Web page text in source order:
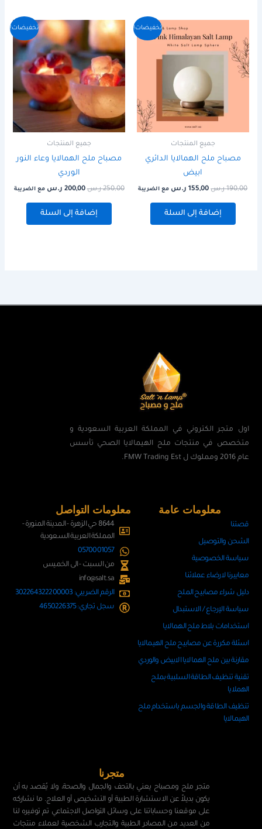
تخفيضات!
جميع المنتجات
مصباح ملح الهمالايا الدائري
ابيض
190,00 ر.س
الأصلي
هو:
190,00 ر.س.
155,00 ر.س
السعر
الحالي
هو:
155,00 ر.س.
مع الضريبة
إضافة إلى السلة
تخفيضات!
جميع المنتجات
مصباح ملح الهمالايا وعاء النور
الوردي
250,00 ر.س
السعر
الأصلي
250,00 ر.س.
200,00 ر.س
السعر
الحالي
هو:
200,00 ر.س.
مع الضريبة
إضافة إلى السلة
اول متجر الكتروني في المملكة العربية السعودية و
متخصص في منتجات ملح الهيمالايا الصحي تأسس
عام 2016 ومملوك ل FMW Trading Est.
معلومات عامة
قصتنا
الشحن والتوصيل
سياسة الخصوصية
معاييرنا لارضاء عملائنا
دليل شراء مصابيح الملح
سياسة الإرجاع / الاستبدال
‎⁨استخدامات بلاط ملح الهمالايا⁩
‎⁨اسئلة مكررة عن مصابيح ملح الهيمالايا
مقارنة بين ملح الهمالايا الابيض والوردي⁩
تقنية تنظيف الطاقة السلبية بملح
الهملايا
تنظيف الطاقة والجسم باستخدام ملح
الهيمالايا
معلومات التواصل
8644 حي الزهرة - المدينة المنورة -
المملكة العربية السعودية
0570001057
من السبت - الى الخميس
info@salt.sa
الرقم الضريبي: 302264322200003
سجل تجاري: 4650226375
متجرنا
متجر ملح ومصباح يعني بالتحف والجمال والصحة، ولا يُقصد به أن
يكون بديلاً عن الاستشارة الطبية أو التشخيص أو العلاج. ما نشاركه
على موقعنا وحساباتنا على وسائل التواصل الاجتماعي تم توفيره لنا
من العديد من المصادر الطبية والتجارب الشخصية لعملاء منتجات